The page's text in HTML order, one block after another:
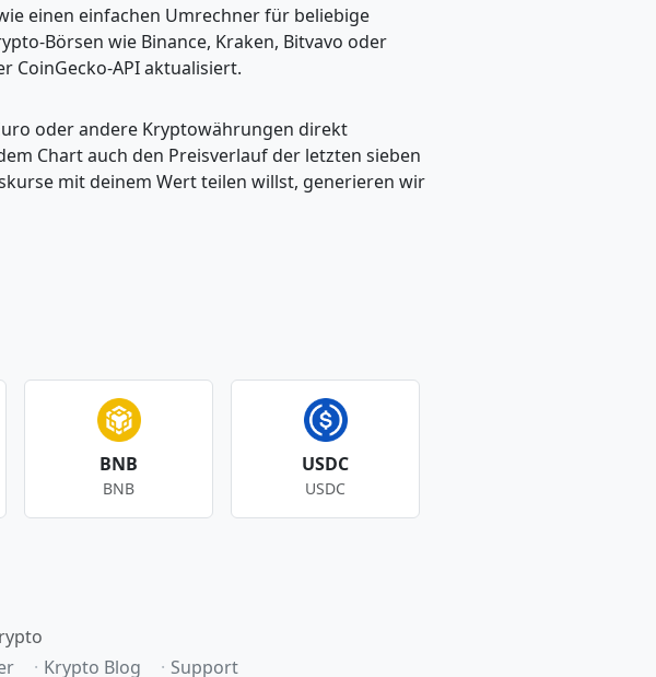
einen einfachen Umrechner für beliebige
Börsen wie Binance, Kraken, Bitvavo oder
CoinGecko-API aktualisiert.
oder andere Kryptowährungen direkt
Chart auch den Preisverlauf der letzten sieben
mit deinem Wert teilen willst, generieren wir
BNB
BNB
USDC
USDC
Krypto Blog Support